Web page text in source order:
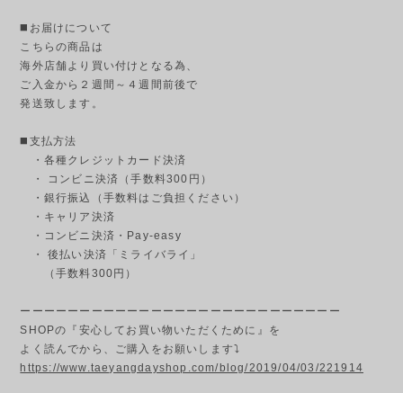
◼️お届けについて
こちらの商品は
海外店舗より買い付けとなる為、
ご入金から２週間～４週間前後で
発送致します。
◼️支払方法
・各種クレジットカード決済
・ コンビニ決済（手数料300円）
・銀行振込（手数料はご負担ください）
・キャリア決済
・コンビニ決済・Pay-easy
・ 後払い決済「ミライバライ」
（手数料300円）
ーーーーーーーーーーーーーーーーーーーーーーーーーーー
SHOPの『安心してお買い物いただくために』を
よく読んでから、ご購入をお願いします⤵
https://www.taeyangdayshop.com/blog/2019/04/03/221914